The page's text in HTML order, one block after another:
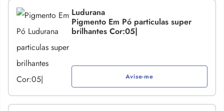
Ludurana
Pigmento Em Pó particulas super
brilhantes Cor:05|
Avise-me